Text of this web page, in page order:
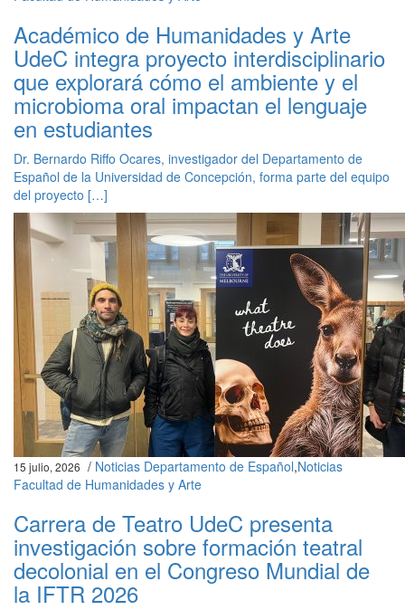
Académico de Humanidades y Arte
UdeC integra proyecto interdisciplinario
que explorará cómo el ambiente y el
microbioma oral impactan el lenguaje
en estudiantes
Dr. Bernardo Riffo Ocares, investigador del Departamento de
Español de la Universidad de Concepción, forma parte del equipo
del proyecto […]
15 julio, 2026 / Noticias Departamento de Español,Noticias
Facultad de Humanidades y Arte
Carrera de Teatro UdeC presenta
investigación sobre formación teatral
decolonial en el Congreso Mundial de
la IFTR 2026